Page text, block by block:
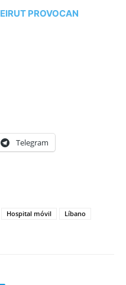
PROVOCAN
Telegram
Hospital móvil
Líbano